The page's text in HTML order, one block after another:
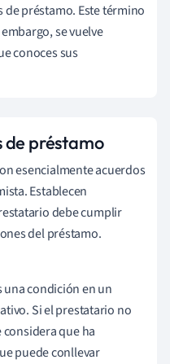
préstamo. Este término
se vuelve
conoces sus
de préstamo
esencialmente acuerdos
Establecen
debe cumplir
del préstamo.
una condición en un
Si el prestatario no
que ha
puede conllevar